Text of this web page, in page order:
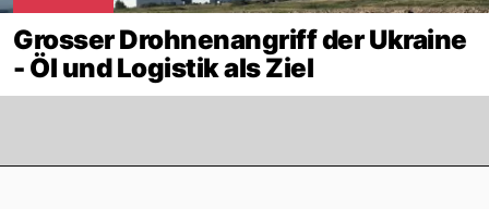
Grosser Drohnenangriff der Ukraine
- Öl und Logistik als Ziel